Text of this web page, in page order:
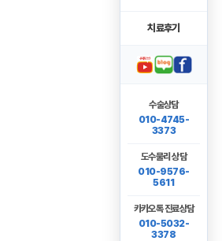
치료후기
수술상담
010-4745-
3373
도수물리 상담
010-9576-
5611
카카오톡 진료상담
010-5032-
3378